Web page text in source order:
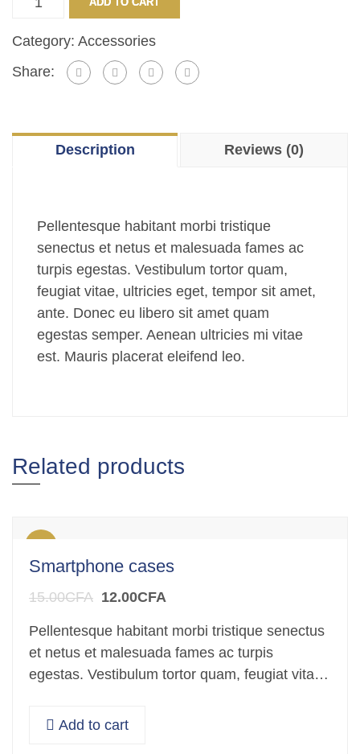
quantity
Category: Accessories
Share:
Description Reviews (0)
Pellentesque habitant morbi tristique
senectus et netus et malesuada fames ac
turpis egestas. Vestibulum tortor quam,
feugiat vitae, ultricies eget, tempor sit amet,
ante. Donec eu libero sit amet quam
egestas semper. Aenean ultricies mi vitae
est. Mauris placerat eleifend leo.
Related products
Smartphone cases
15.00CFA 12.00CFA
Pellentesque habitant morbi tristique senectus
et netus et malesuada fames ac turpis
egestas. Vestibulum tortor quam, feugiat vitae,
libero sit amet…
Add to cart